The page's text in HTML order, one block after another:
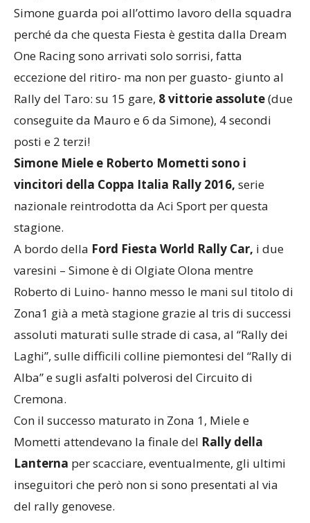
Simone guarda poi all’ottimo lavoro della squadra
perché da che questa Fiesta è gestita dalla Dream
One Racing sono arrivati solo sorrisi, fatta
eccezione del ritiro- ma non per guasto- giunto al
Rally del Taro: su 15 gare, 8 vittorie assolute(due
conseguite da Mauro e 6 da Simone), 4 secondi
posti e 2 terzi!
Simone Miele e Roberto Mometti sono i
vincitori della Coppa Italia Rally 2016, serie
nazionale reintrodotta da Aci Sport per questa
stagione.
A bordo della Ford Fiesta World Rally Car, i due
varesini – Simone è di Olgiate Olona mentre
Roberto di Luino- hanno messo le mani sul titolo di
Zona1 già a metà stagione grazie al tris di successi
assoluti maturati sulle strade di casa, al “Rally dei
Laghi”, sulle difficili colline piemontesi del “Rally di
Alba” e sugli asfalti polverosi del Circuito di
Cremona.
Con il successo maturato in Zona 1, Miele e
Mometti attendevano la finale del Rally della
Lanterna per scacciare, eventualmente, gli ultimi
inseguitori che però non si sono presentati al via
del rally genovese.